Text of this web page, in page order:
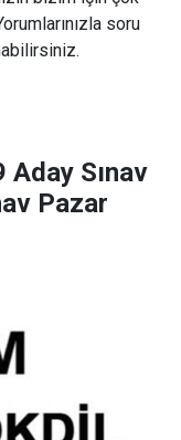
soru
Aday Sınav
Pazar